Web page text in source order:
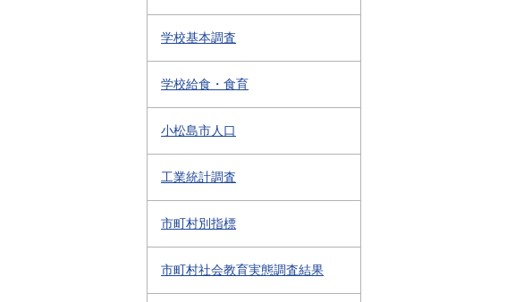
学校基本調査
学校給食・食育
小松島市人口
工業統計調査
市町村別指標
市町村社会教育実態調査結果